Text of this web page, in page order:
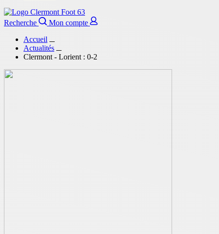
Recherche
Mon compte
Accueil
Actualités
Clermont - Lorient : 0-2